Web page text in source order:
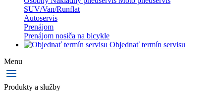
SUV/Van/Runflat
Autoservis
Prenájom
Prenájom nosiča na bicykle
Objednať termín servisu
Menu
Produkty a služby